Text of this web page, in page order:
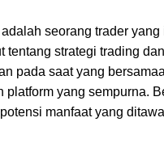
seorang trader
tentang strategi trading
pada saat yang
platform yang sempurna.
manfaat yang